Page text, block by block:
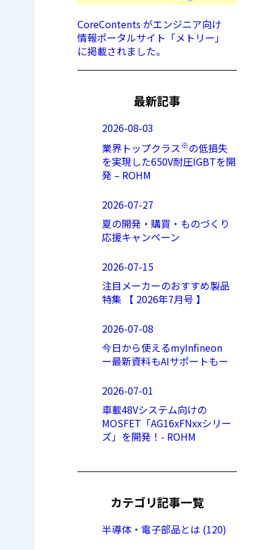
CoreContents がエンジニア向け
情報ポータルサイト「メトリー」
に掲載されました。
最新記事
2026-08-03
業界トップクラス※の低損失
を実現した650V耐圧IGBTを開
発 – ROHM
2026-07-27
夏の開発・購買・ものづくり
応援キャンペーン
2026-07-15
注目メーカーのおすすめ製品
特集 【 2026年7月号 】
2026-07-08
今日から使えるmyInfineon
ー最新資料もAIサポートもー
2026-07-01
車載48Vシステム向けの
MOSFET「AG16xFNxxシリー
ズ」を開発！- ROHM
カテゴリ記事一覧
半導体・電子部品とは (120)